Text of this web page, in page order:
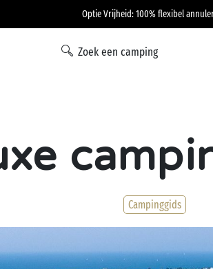
Optie Vrijheid: 100% flexibel
Zoek een camping
Campinggids